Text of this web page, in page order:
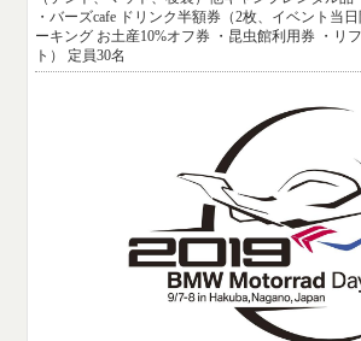
・バーズcafe ドリンク半額券（2枚、イベント当
ーキング お土産10%オフ券 ・昆虫館利用券 ・リ
ト） 定員30名